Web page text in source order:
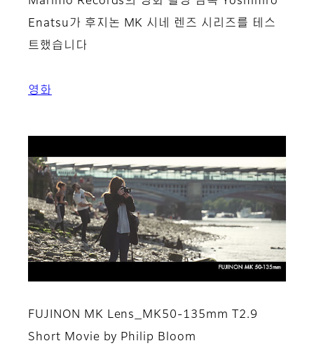
Enatsu가 후지논 MK 시네 렌즈 시리즈를 테스
트했습니다
영화
FUJINON MK Lens_MK50-135mm T2.9
Short Movie by Philip Bloom